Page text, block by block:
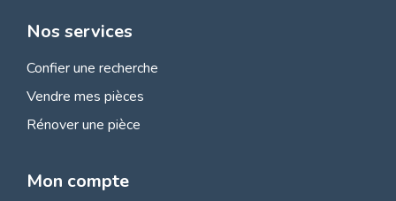
Nos services
Confier une recherche
Vendre mes pièces
Rénover une pièce
Mon compte